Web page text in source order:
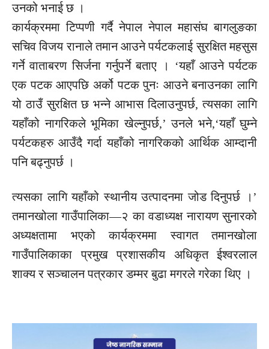
उनको भनाई छ ।
कार्यक्रममा टिप्पणी गर्दै नेपाल नेपाल महासंघ बागलुङका
सचिव विजय रानाले तमान आउने पर्यटकलाई सुरक्षित महसुस
गर्ने वाताबरण सिर्जना गर्नुपर्ने बताए । ‘यहाँ आउने पर्यटक
एक पटक आएपछि अर्को पटक पुनः आउने बनाउनका लागि
यो ठाउँ सुरक्षित छ भन्ने आभास दिलाउनुपर्छ, त्यसका लागि
यहाँको नागरिकले भूमिका खेल्नुपर्छ,’ उनले भने,‘यहाँ घुम्ने
पर्यटकहरु आउँदै गर्दा यहाँको नागरिकको आर्थिक आम्दानी
पनि बढ्नुपर्छ ।
त्यसका लागि यहाँको स्थानीय उत्पादनमा जोड दिनुपर्छ ।’
तमानखोला गाउँपालिका—२ का वडाध्यक्ष नारायण सुनारको
अध्यक्षतामा भएको कार्यक्रममा स्वागत तमानखोला
गाउँपालिकाका प्रमुख प्रशासकीय अधिकृत ईश्वरलाल
शाक्य र सञ्चालन पत्रकार डम्मर बुढा मगरले गरेका थिए ।